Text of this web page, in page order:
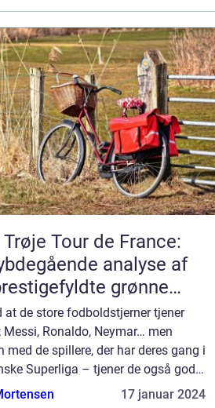
Trøje Tour de France:
analyse af
grønne
at de store fodboldstjerner tjener
Messi, Ronaldo, Neymar… men
med de spillere, der har deres gang i
Superliga – tjener de også gode
Vi har taget et kig på de 10 bedst
17 januar 2024